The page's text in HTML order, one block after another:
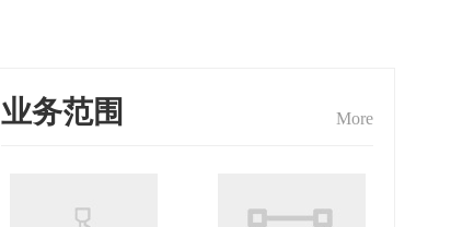
业务范围 More